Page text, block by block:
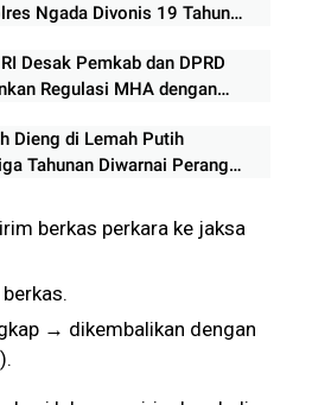
Ngada Divonis 19 Tahun
Desak Pemkab dan DPRD
Regulasi MHA dengan
Dieng di Lemah Putih
Tahunan Diwarnai Perang
berkas perkara ke jaksa
→ dikembalikan dengan